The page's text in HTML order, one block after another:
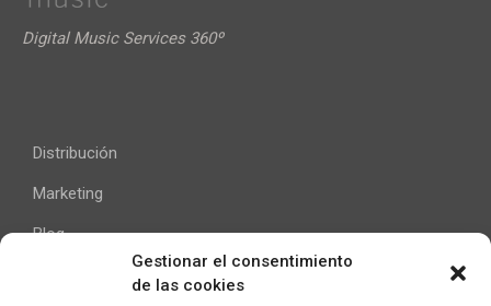
Gestionar el consentimiento
de las cookies
Digital Music Services 360º
Distribución
Marketing
Blog